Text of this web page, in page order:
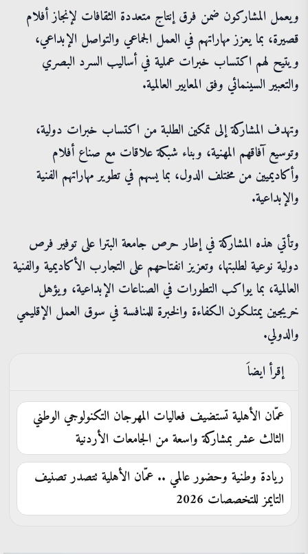
ويعمل المشاركون ضمن فرق إنتاج متعددة الثقافات لإنجاز أفلام
قصيرة، بما يعزز مهاراتهم في العمل الجماعي والتواصل الإبداعي،
ويتيح لهم اكتساب خبرات عملية في أساليب السرد البصري
والتعبير السينمائي وفق المعايير العالمية.
وتهدف المشاركة إلى تمكين الطلبة من اكتساب خبرات دولية،
وتوسيع آفاقهم المهنية، وبناء شبكة علاقات مع صناع أفلام
وأكاديميين من مختلف الدول، بما يسهم في تطوير مهاراتهم الفنية
والإبداعية.
وتأتي هذه المشاركة في إطار حرص جامعة البترا على توفير فرص
دولية نوعية لطلبتها، وتعزيز انفتاحهم على التجارب الأكاديمية والفنية
العالمية، بما يواكب التطورات في الصناعات الإبداعية، ويؤهل
خريجين يمتلكون الكفاءة والخبرة للمنافسة في سوق العمل الإقليمي
والدولي.
إقرأ ايضاَ
عمّان الأهلية تستضيف فعاليات المهرجان التكنولوجي الوطني
الثالث عشر بمشاركة واسعة من الجامعات الأردنية
ريادة وطنية وحضور عالمي .. عمّان الأهلية تتصدر تصنيف
التايمز للتخصصات 2026